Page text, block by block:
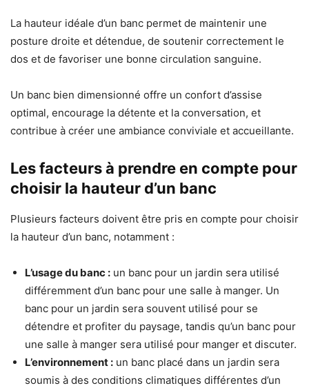
La hauteur idéale d’un banc permet de maintenir une
posture droite et détendue, de soutenir correctement le
dos et de favoriser une bonne circulation sanguine.
Un banc bien dimensionné offre un confort d’assise
optimal, encourage la détente et la conversation, et
contribue à créer une ambiance conviviale et accueillante.
Les facteurs à prendre en compte pour
choisir la hauteur d’un banc
Plusieurs facteurs doivent être pris en compte pour choisir
la hauteur d’un banc, notamment :
L’usage du banc : un banc pour un jardin sera utilisé
différemment d’un banc pour une salle à manger. Un
banc pour un jardin sera souvent utilisé pour se
détendre et profiter du paysage, tandis qu’un banc pour
une salle à manger sera utilisé pour manger et discuter.
L’environnement : un banc placé dans un jardin sera
soumis à des conditions climatiques différentes d’un